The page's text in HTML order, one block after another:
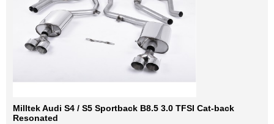
Milltek Audi S4 / S5 Sportback B8.5 3.0 TFSI Cat-back
Resonated